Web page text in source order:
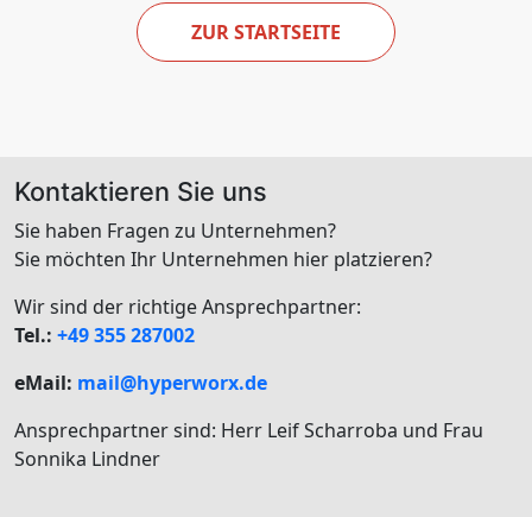
ZUR STARTSEITE
Kontaktieren Sie uns
Sie haben Fragen zu Unternehmen?
Sie möchten Ihr Unternehmen hier platzieren?
Wir sind der richtige Ansprechpartner:
Tel.: +49 355 287002
eMail: mail@hyperworx.de
Ansprechpartner sind: Herr Leif Scharroba und Frau
Sonnika Lindner